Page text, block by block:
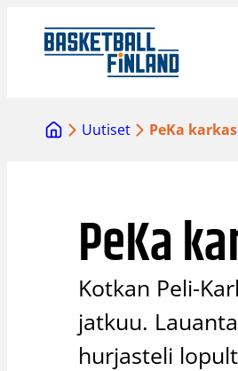
sisältöön
Uutiset PeKa
PeKa
Kotkan Peli-
jatkuu.
hurjasteli